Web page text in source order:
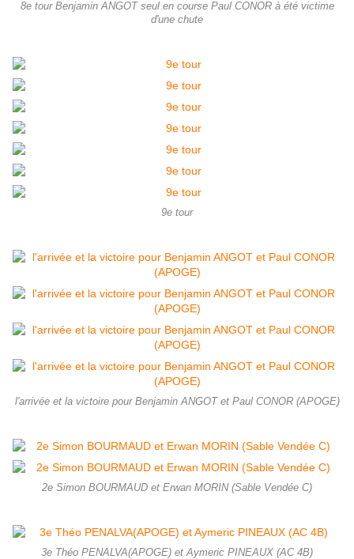
8e tour Benjamin ANGOT seul en course Paul CONOR à été victime
d'une chute
9e tour
l'arrivée et la victoire pour Benjamin ANGOT et Paul CONOR (APOGE)
2e Simon BOURMAUD et Erwan MORIN (Sable Vendée C)
3e Théo PENALVA(APOGE) et Aymeric PINEAUX (AC 4B)